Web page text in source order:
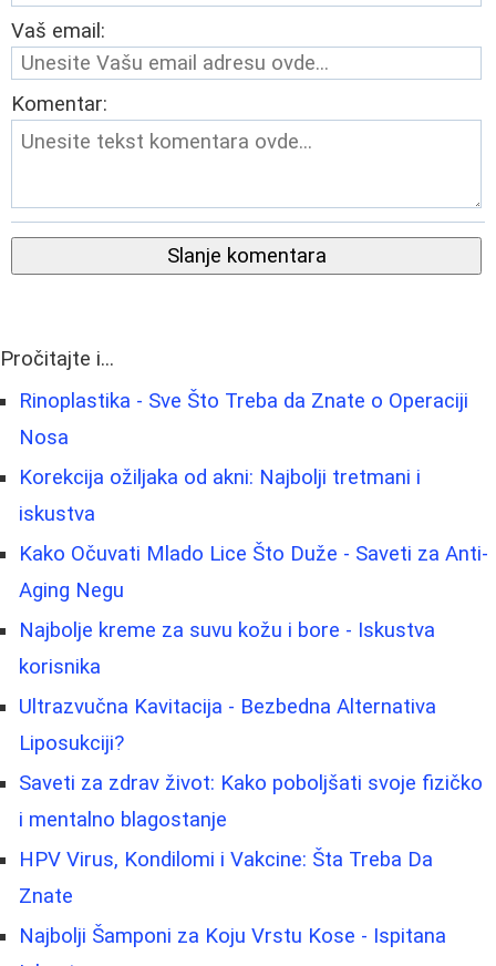
Vaš email:
Komentar:
Slanje komentara
Pročitajte i...
Rinoplastika - Sve Što Treba da Znate o Operaciji
Nosa
Korekcija ožiljaka od akni: Najbolji tretmani i
iskustva
Kako Očuvati Mlado Lice Što Duže - Saveti za Anti-
Aging Negu
Najbolje kreme za suvu kožu i bore - Iskustva
korisnika
Ultrazvučna Kavitacija - Bezbedna Alternativa
Liposukciji?
Saveti za zdrav život: Kako poboljšati svoje fizičko
i mentalno blagostanje
HPV Virus, Kondilomi i Vakcine: Šta Treba Da
Znate
Najbolji Šamponi za Koju Vrstu Kose - Ispitana